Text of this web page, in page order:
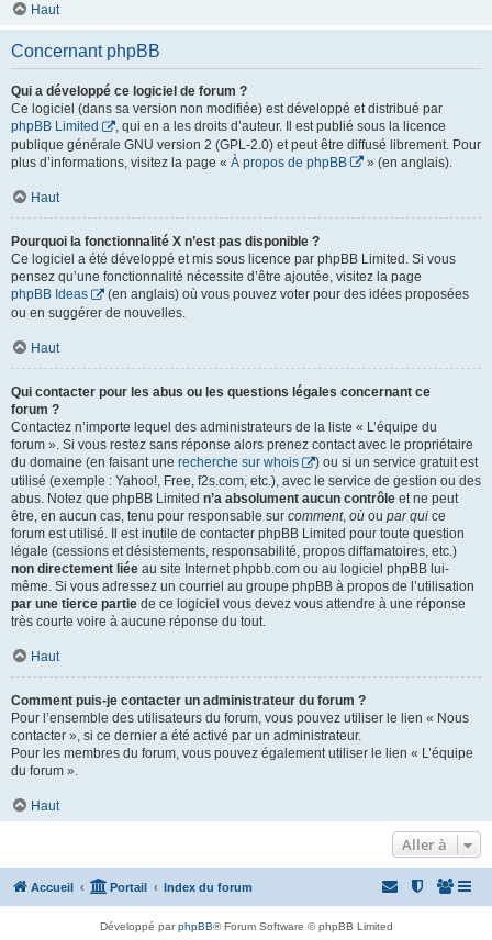
Haut
Concernant phpBB
Qui a développé ce logiciel de forum ?
Ce logiciel (dans sa version non modifiée) est développé et distribué par
phpBB Limited
, qui en a les droits d’auteur. Il est publié sous la licence
publique générale GNU version 2 (GPL-2.0) et peut être diffusé librement. Pour
plus d’informations, visitez la page « À propos de phpBB » (en anglais).
Haut
Pourquoi la fonctionnalité X n’est pas disponible ?
Ce logiciel a été développé et mis sous licence par phpBB Limited. Si vous
pensez qu’une fonctionnalité nécessite d’être ajoutée, visitez la page
phpBB Ideas
(en anglais) où vous pouvez voter pour des idées proposées
ou en suggérer de nouvelles.
Haut
Qui contacter pour les abus ou les questions légales concernant ce
forum ?
Contactez n’importe lequel des administrateurs de la liste « L’équipe du
forum ». Si vous restez sans réponse alors prenez contact avec le propriétaire
du domaine (en faisant une recherche sur whois
) ou si un service gratuit est
utilisé (exemple : Yahoo!, Free, f2s.com, etc.), avec le service de gestion ou des
abus. Notez que phpBB Limited n’a absolument aucun contrôle et ne peut
être, en aucun cas, tenu pour responsable sur comment, où ou par qui ce
forum est utilisé. Il est inutile de contacter phpBB Limited pour toute question
légale (cessions et désistements, responsabilité, propos diffamatoires, etc.)
non directement liée au site Internet phpbb.com ou au logiciel phpBB lui-
même. Si vous adressez un courriel au groupe phpBB à propos de l’utilisation
par une tierce partie de ce logiciel vous devez vous attendre à une réponse
très courte voire à aucune réponse du tout.
Haut
Comment puis-je contacter un administrateur du forum ?
Pour l’ensemble des utilisateurs du forum, vous pouvez utiliser le lien « Nous
contacter », si ce dernier a été activé par un administrateur.
Pour les membres du forum, vous pouvez également utiliser le lien « L’équipe
du forum ».
Haut
Aller à
Accueil Portail Index du forum
Développé parphpBB® Forum Software © phpBB Limited